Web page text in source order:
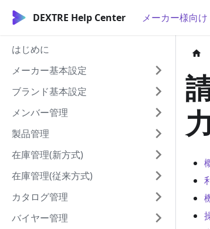
DEXTRE Help Center メーカー様向け
はじめに
メーカー基本設定
ブランド基本設定
メンバー管理
製品管理
在庫管理(新方式)
在庫管理(従来方式)
カタログ管理
バイヤー管理